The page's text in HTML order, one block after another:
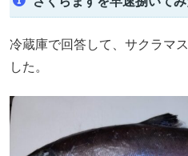
冷蔵庫で回答して、サクラマ
した。